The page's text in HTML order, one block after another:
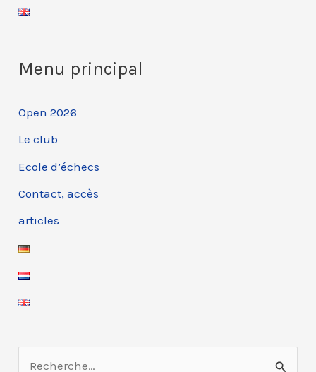
Menu principal
Open 2026
Le club
Ecole d’échecs
Contact, accès
articles